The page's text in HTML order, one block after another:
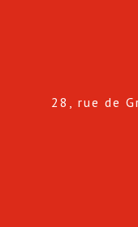
28, rue de Grancey, 21120 Marey-sur-